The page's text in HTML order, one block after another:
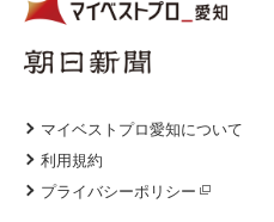
マイベストプロ愛知について
利用規約
プライバシーポリシー